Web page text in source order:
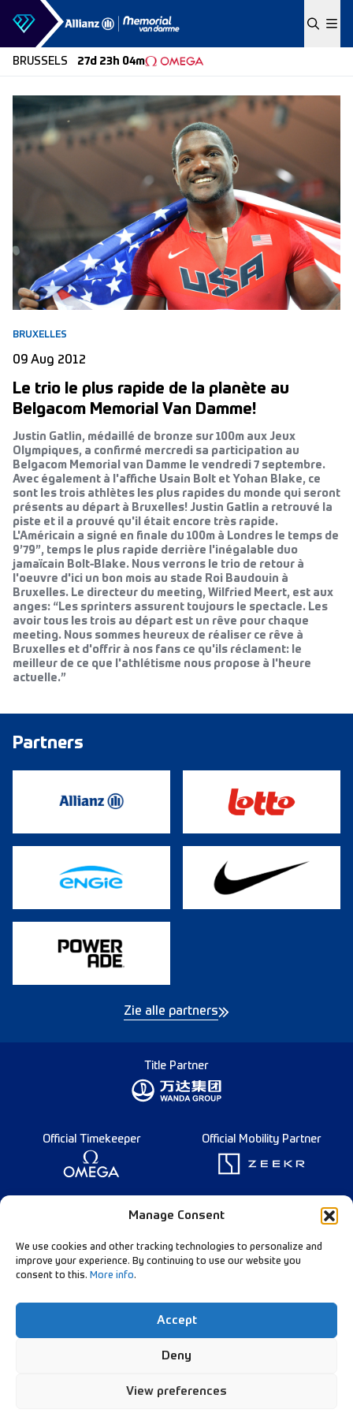
Manage Consent
We use cookies and other tracking technologies to personalize and
improve your experience. By continuing to use our website you
consent to this. More info.
Accept
Deny
View preferences
Skip to content
BRUSSELS 27d 23h 04m
BRUXELLES
09 Aug 2012
Le trio le plus rapide de la planète au
Belgacom Memorial Van Damme!
Justin Gatlin, médaillé de bronze sur 100m aux Jeux
Olympiques, a confirmé mercredi sa participation au
Belgacom Memorial van Damme le vendredi 7 septembre.
Avec également à l'affiche Usain Bolt et Yohan Blake, ce
sont les trois athlètes les plus rapides du monde qui seront
présents au départ à Bruxelles! Justin Gatlin a retrouvé la
piste et il a prouvé qu'il était encore très rapide.
L'Américain a signé en finale du 100m à Londres le temps de
9’79”, temps le plus rapide derrière l'inégalable duo
jamaïcain Bolt-Blake. Nous verrons le trio de retour à
l'oeuvre d'ici un bon mois au stade Roi Baudouin à
Bruxelles. Le directeur du meeting, Wilfried Meert, est aux
anges: “Les sprinters assurent toujours le spectacle. Les
avoir tous les trois au départ est un rêve pour chaque
meeting. Nous sommes heureux de réaliser ce rêve à
Bruxelles et d'offrir à nos fans ce qu'ils réclament: le
meilleur de ce que l'athlétisme nous propose à l'heure
actuelle.”
Partners
Zie alle partners
Title Partner
Official Timekeeper Official Mobility Partner
Founding Partner
Follow Our Channels:
Data Privacy